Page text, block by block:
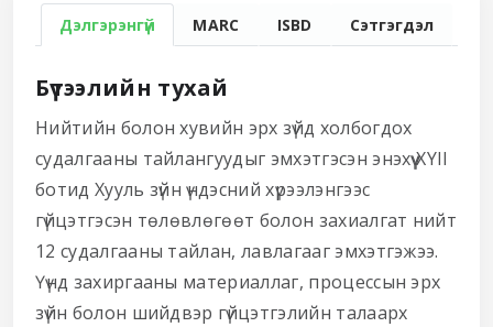
Дэлгэрэнгүй MARC ISBD Сэтгэгдэл
Бүтээлийн тухай
Нийтийн болон хувийн эрх зүйд холбогдох
судалгааны тайлангуудыг эмхэтгэсэн энэхүү XYII
ботид Хууль зүйн үндэсний хүрээлэнгээс
гүйцэтгэсэн төлөвлөгөөт болон захиалгат нийт
12 судалгааны тайлан, лавлагааг эмхэтгэжээ.
Үүнд захиргааны материаллаг, процессын эрх
зүйн болон шийдвэр гүйцэтгэлийн талаарх